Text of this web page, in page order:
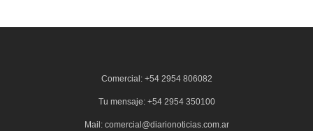
Comercial: +54 2954 806082
Tu mensaje: +54 2954 350100
Mail: comercial@diarionoticias.com.ar